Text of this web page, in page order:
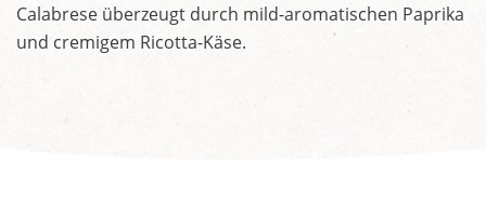
Calabrese überzeugt durch mild-aromatischen Paprika
und cremigem Ricotta-Käse.